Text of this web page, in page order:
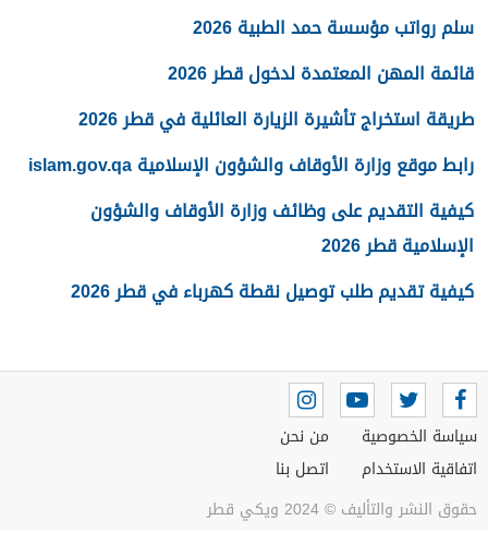
سلم رواتب مؤسسة حمد الطبية 2026
قائمة المهن المعتمدة لدخول قطر 2026
طريقة استخراج تأشيرة الزيارة العائلية في قطر 2026
رابط موقع وزارة الأوقاف والشؤون الإسلامية islam.gov.qa
كيفية التقديم على وظائف وزارة الأوقاف والشؤون
الإسلامية قطر 2026
كيفية تقديم طلب توصيل نقطة كهرباء في قطر 2026
سياسة الخصوصية
اتفاقية الاستخدام
من نحن
اتصل بنا
حقوق النشر والتأليف © 2024 ويكي قطر